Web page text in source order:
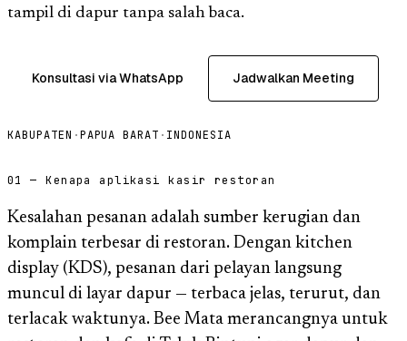
tampil di dapur tanpa salah baca.
Konsultasi via WhatsApp Jadwalkan Meeting
KABUPATEN ·PAPUA BARAT · INDONESIA
01 — Kenapa aplikasi kasir restoran
Kesalahan pesanan adalah sumber kerugian dan
komplain terbesar di restoran. Dengan kitchen
display (KDS), pesanan dari pelayan langsung
muncul di layar dapur — terbaca jelas, terurut, dan
terlacak waktunya. Bee Mata merancangnya untuk